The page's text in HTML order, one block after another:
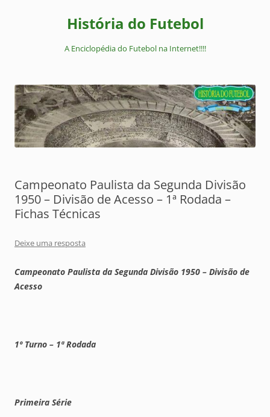
História do Futebol
A Enciclopédia do Futebol na Internet!!!!
Campeonato Paulista da Segunda Divisão
1950 – Divisão de Acesso – 1ª Rodada –
Fichas Técnicas
Deixe uma resposta
Campeonato Paulista da Segunda Divisão 1950 – Divisão de
Acesso
1º Turno – 1ª Rodada
Primeira Série